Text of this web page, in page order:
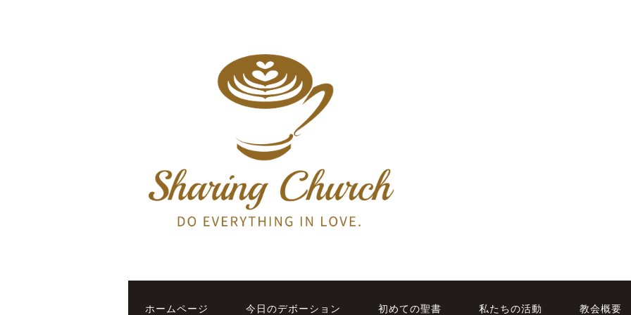
ホームページ 今日のデボーション 初めての聖書 私たちの活動 教会概要